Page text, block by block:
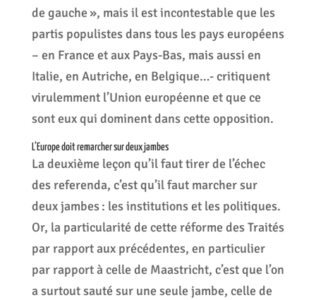
de gauche », mais il est incontestable que les
partis populistes dans tous les pays européens
– en France et aux Pays-Bas, mais aussi en
Italie, en Autriche, en Belgique…- critiquent
virulemment l’Union européenne et que ce
sont eux qui dominent dans cette opposition.
L’Europe doit remarcher sur deux jambes
La deuxième leçon qu’il faut tirer de l’échec
des referenda, c’est qu’il faut marcher sur
deux jambes : les institutions et les politiques.
Or, la particularité de cette réforme des Traités
par rapport aux précédentes, en particulier
par rapport à celle de Maastricht, c’est que l’on
a surtout sauté sur une seule jambe, celle de